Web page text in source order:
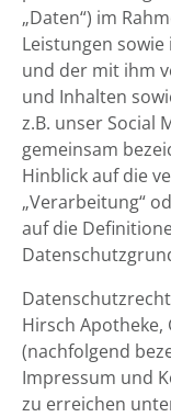
„Daten“) im
Leistungen
und der mit ihm
und Inhalten
z.B. unser Social
gemeinsam
Hinblick auf die
„Verarbeitung“
auf die
Hirsch Apotheke,
(nachfolgend
Impressum und
zu erreichen